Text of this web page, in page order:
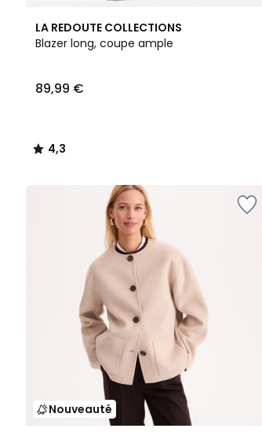
LA REDOUTE COLLECTIONS
Blazer long, coupe ample
89,99 €
4,3
/ 5
4,3
/
Nouveauté